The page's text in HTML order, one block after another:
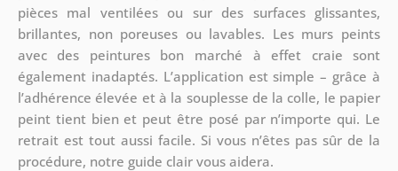
pièces mal ventilées ou sur des surfaces glissantes,
brillantes, non poreuses ou lavables. Les murs peints
avec des peintures bon marché à effet craie sont
également inadaptés. L’application est simple – grâce à
l’adhérence élevée et à la souplesse de la colle, le papier
peint tient bien et peut être posé par n’importe qui. Le
retrait est tout aussi facile. Si vous n’êtes pas sûr de la
procédure, notre guide clair vous aidera.